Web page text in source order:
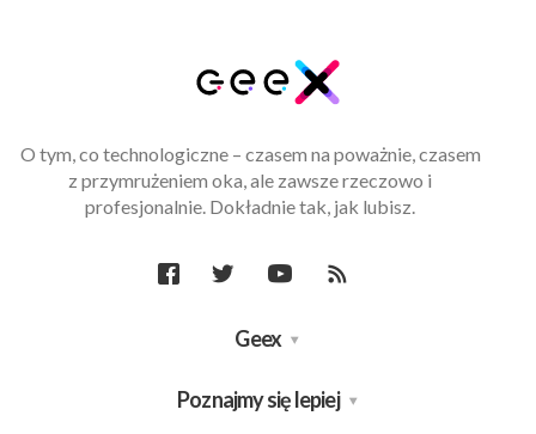
O tym, co technologiczne – czasem na poważnie, czasem
z przymrużeniem oka, ale zawsze rzeczowo i
profesjonalnie. Dokładnie tak, jak lubisz.
Geex
Poznajmy się lepiej